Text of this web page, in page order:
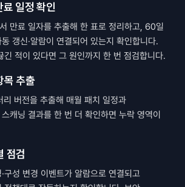
일정 확인
만료 일자를 추출해 한 표로 정리하고, 60일
갱신·알람이 연결되어 있는지 확인합니다.
긴 적이 있다면 그 원인까지 한 번 점검합니다.
목 추출
리 버전을 추출해 매월 패치 일정과
캐닝 결과를 한 번 더 확인하면 누락 영역이
점검
구성 변경 이벤트가 알람으로 연결되고